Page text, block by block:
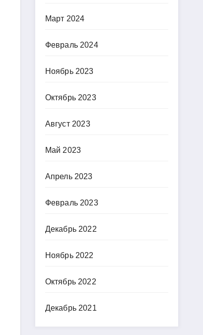
Март 2024
Февраль 2024
Ноябрь 2023
Октябрь 2023
Август 2023
Май 2023
Апрель 2023
Февраль 2023
Декабрь 2022
Ноябрь 2022
Октябрь 2022
Декабрь 2021